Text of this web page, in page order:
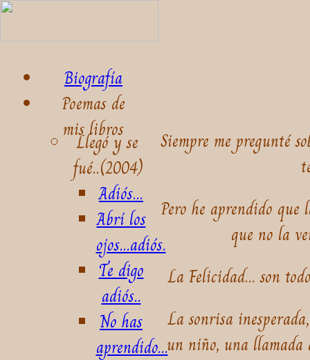
Biografía
Poemas de
mis libros
Llegó y se
fué..(2004)
Adiós...
Abrí los
ojos...adiós.
Te digo
adiós..
No has
aprendido...
Siempre me pregunté
Pero he aprendido
que no la
La Felicidad... son
La sonrisa
un niño, una llamada